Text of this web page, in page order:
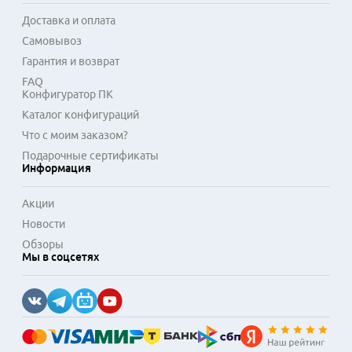
наличием звукоизоляционных материалов. При сборке
системы важно учитывать длину видеокарты и высоту
процессорного кулера, так как пространство в верхней
данной конструкции остаются востребованным решением
для стабильных и сбалансированных конфигураций.
Доставка и оплата
Самовывоз
Гарантия и возврат
FAQ
Конфигуратор ПК
Каталог конфигураций
Что с моим заказом?
Подарочные сертификаты
Информация
Акции
Новости
Обзоры
Мы в соцсетях